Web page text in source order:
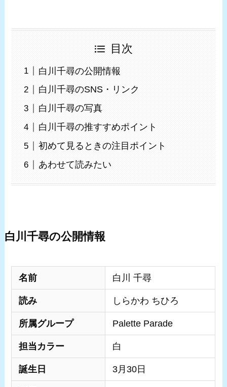
目次
白川千尋の公開情報
白川千尋のSNS・リンク
白川千尋の写真
白川千尋の推すすめポイント
初めて見るときの注目ポイント
あわせて読みたい
白川千尋の公開情報
名前 白川 千尋
読み しらかわ ちひろ
所属グループ Palette Parade
担当カラー 白
誕生日 3月30日